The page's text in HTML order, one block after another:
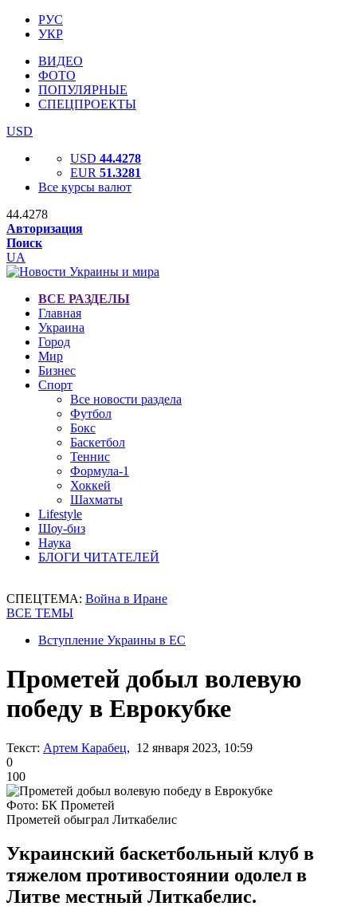
РУС
УКР
ВИДЕО
ФОТО
ПОПУЛЯРНЫЕ
СПЕЦПРОЕКТЫ
USD
USD 44.4278
EUR 51.3281
Все курсы валют
44.4278
Авторизация
Поиск
UA
ВСЕ РАЗДЕЛЫ
Главная
Украина
Город
Мир
Бизнес
Спорт
Все новости раздела
Футбол
Бокс
Баскетбол
Теннис
Формула-1
Хоккей
Шахматы
Lifestyle
Шоу-биз
Наука
БЛОГИ ЧИТАТЕЛЕЙ
СПЕЦТЕМА: Война в Иране
ВСЕ ТЕМЫ
Вступление Украины в ЕС
Прометей добыл волевую
победу в Еврокубке
Текст: Артем Карабец, 12 января 2023, 10:59
0
100
Фото: БК Прометей
Прометей обыграл Литкабелис
Украинский баскетбольный клуб в
тяжелом противостоянии одолел в
Литве местный Литкабелис.